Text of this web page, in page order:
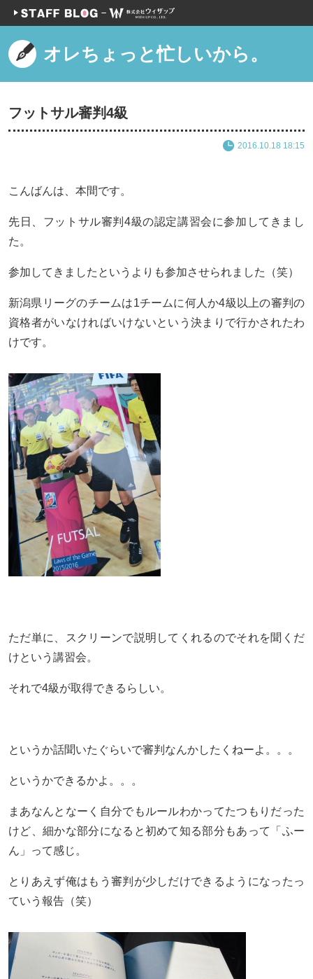
オレちょっと忙しいから。
フットサル審判4級
2016.10.18 18:15
こんばんは、本間です。
先日、フットサル審判4級の認定講習会に参加してきまし
た。
参加してきましたというよりも参加させられました（笑）
新潟県リーグのチームは1チームに何人か4級以上の審判の
資格者がいなければいけないという決まりで行かされたわ
けです。
ただ単に、スクリーンで説明してくれるのでそれを聞くだ
けという講習会。
それで4級が取得できるらしい。
というか話聞いたぐらいで審判なんかしたくねーよ。。。
というかできるかよ。。。
まあなんとなーく自分でもルールわかってたつもりだった
けど、細かな部分になると初めて知る部分もあって「ふー
ん」って感じ。
とりあえず俺はもう審判が少しだけできるようになったっ
ていう報告（笑）